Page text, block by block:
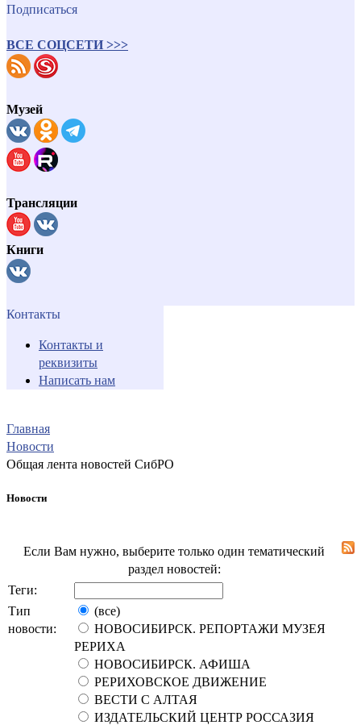
Подписаться
ВСЕ СОЦСЕТИ >>>
Музей
Трансляции
Книги
Контакты
Контакты и
реквизиты
Написать нам
Главная
Новости
Общая лента новостей СибРО
Новости
Если Вам нужно, выберите только один тематический
раздел новостей:
Теги:
Тип
новости:
(все)
НОВОСИБИРСК. РЕПОРТАЖИ МУЗЕЯ
РЕРИХА
НОВОСИБИРСК. АФИША
РЕРИХОВСКОЕ ДВИЖЕНИЕ
ВЕСТИ С АЛТАЯ
ИЗДАТЕЛЬСКИЙ ЦЕНТР РОССАЗИЯ